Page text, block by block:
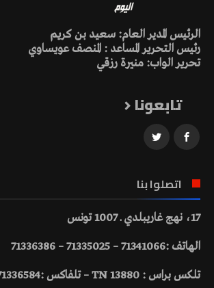
الرئيس المدير العام: سعيد بن كريم
رئيس التحرير المساعد : المنصف عويساوي
تحرير الواب: منيرة رزقي
تابعونا
اتصلوا بنا
17، نهج غاريبلدي ـ 1007 تونس
الهاتف :71341066 – 71335025 – 71336386
تلكس براس : 13880 TN – تلفاكس :71336584